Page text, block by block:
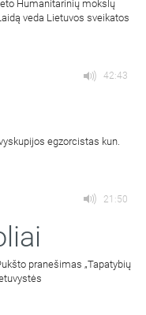
Humanitarinių mokslų
veda Lietuvos sveikatos
42:43
egzorcistas kun.
21:50
pranešimas „Tapatybių